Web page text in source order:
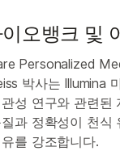
오뱅크 및
Personalized
박사는 Illumina
성 연구와 관련된
과 정확성이 천식
를 강조합니다.